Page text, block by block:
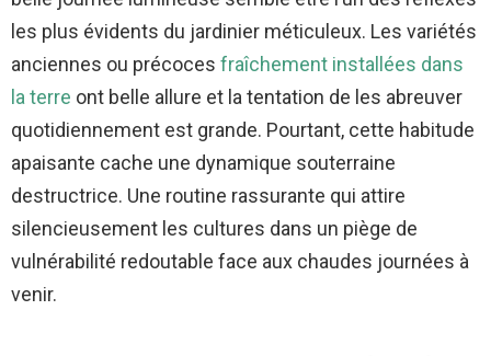
les plus évidents du jardinier méticuleux. Les variétés
anciennes ou précoces fraîchement installées dans
la terre ont belle allure et la tentation de les abreuver
quotidiennement est grande. Pourtant, cette habitude
apaisante cache une dynamique souterraine
destructrice. Une routine rassurante qui attire
silencieusement les cultures dans un piège de
vulnérabilité redoutable face aux chaudes journées à
venir.